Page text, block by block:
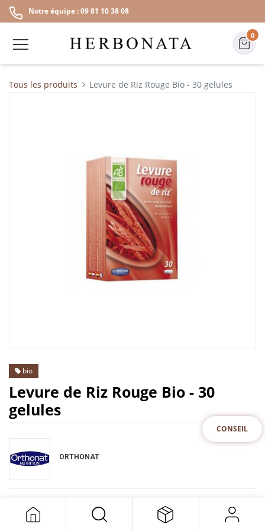
Notre équipe : 09 81 10 38 08
0
CONSEIL
Tous les produits Levure de Riz Rouge Bio - 30 gelules
bio
Levure de Riz Rouge Bio - 30
gelules
ORTHONAT
Cet article n'est plus disponible.